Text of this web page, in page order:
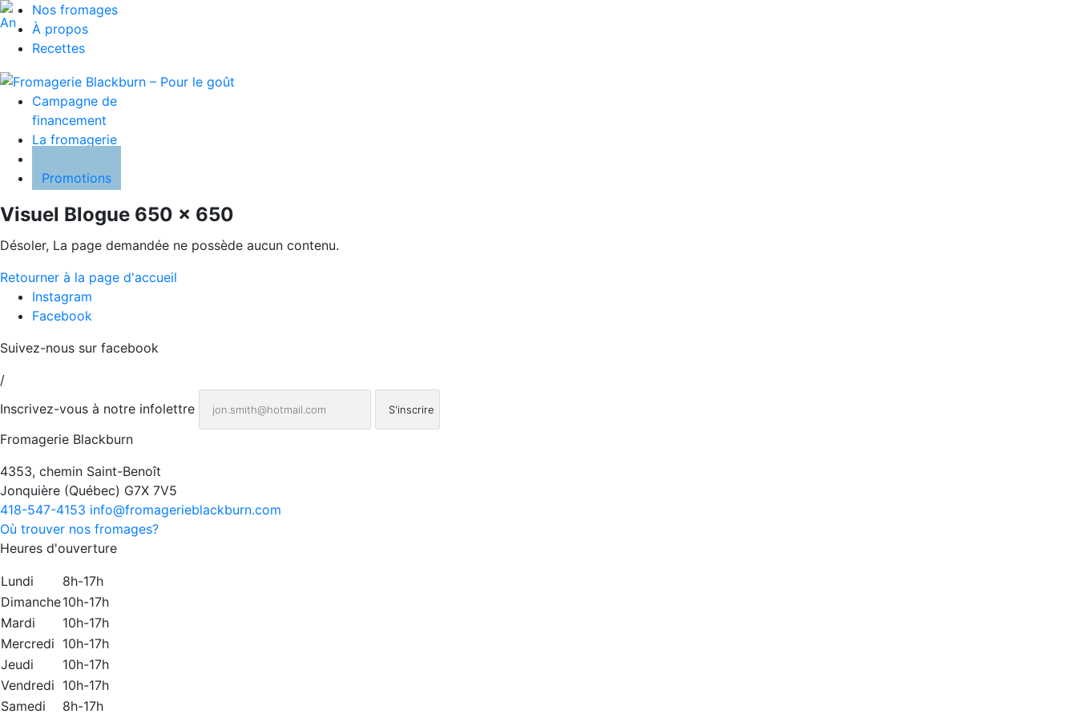
Nos fromages
À propos
Recettes
Campagne de
financement
La fromagerie
Promotions
Visuel Blogue 650 x 650
Désoler, La page demandée ne possède aucun contenu.
Retourner à la page d'accueil
Instagram
Facebook
Suivez-nous sur facebook
/
Inscrivez-vous à notre infolettre
Fromagerie Blackburn
4353, chemin Saint-Benoît
Jonquière (Québec) G7X 7V5
418-547-4153 info@fromagerieblackburn.com
Où trouver nos fromages?
Heures d'ouverture
Lundi
8h-17h
Dimanche10h-17h
Mardi
10h-17h
Mercredi 10h-17h
Jeudi
10h-17h
Vendredi 10h-17h
Samedi
8h-17h